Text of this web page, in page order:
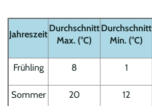
Jahreszeit
Durchschnitt
Max. (°C)
Durchschnitt
Min. (°C)
Frühling 8 1
Sommer 20 12